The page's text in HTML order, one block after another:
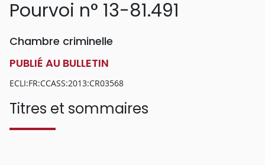
Pourvoi n° 13-81.491
Chambre criminelle
PUBLIÉ AU BULLETIN
ECLI:FR:CCASS:2013:CR03568
Titres et sommaires